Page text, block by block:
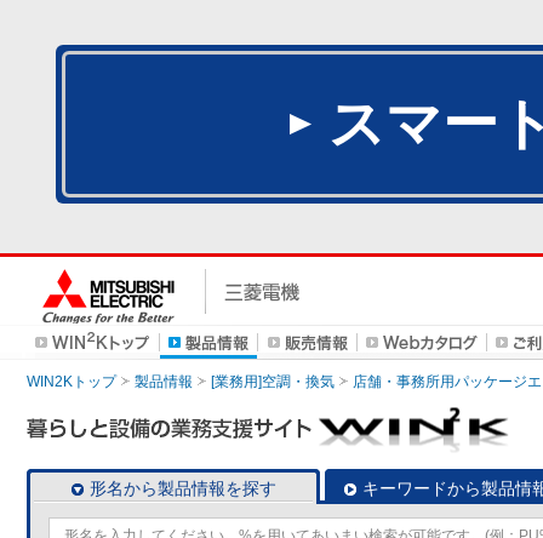
スマー
WIN2Kトップ 製品情報 [業務用]空調・換気 店舗・事務所用パッケージ
形名から製品情報を探す キーワードから製品情